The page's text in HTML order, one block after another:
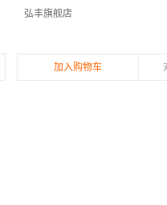
弘丰旗舰店
加入购物车